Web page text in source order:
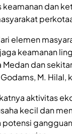
dan
elemen
keamanan
dan
M.
aktivitas
kecil dan